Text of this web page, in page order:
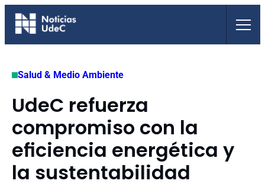
Saltar
Salud & Medio Ambiente
UdeC refuerza
compromiso con la
eficiencia energética y
la sustentabilidad